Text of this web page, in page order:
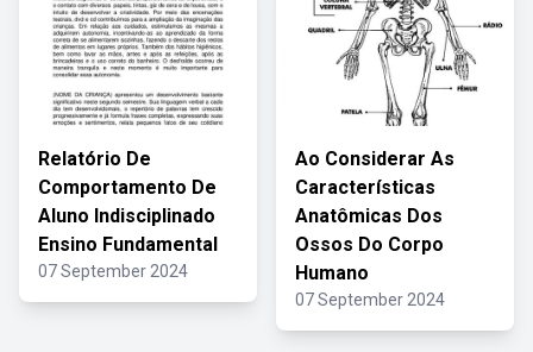
Relatório De
Comportamento De
Aluno Indisciplinado
Ensino Fundamental
07 September 2024
Ao Considerar As
Características
Anatômicas Dos
Ossos Do Corpo
Humano
07 September 2024